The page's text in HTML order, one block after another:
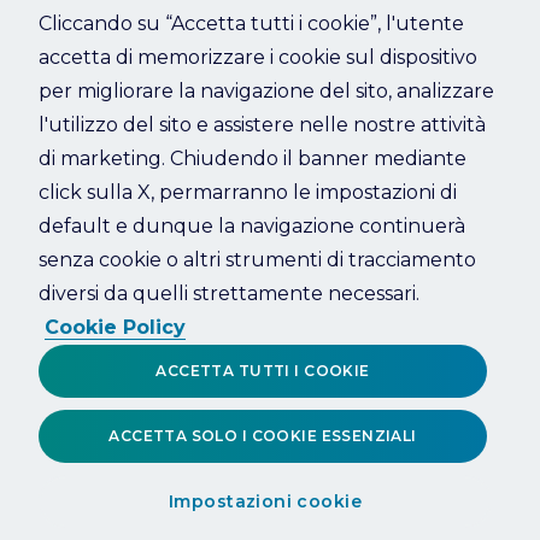
Refresh
Cliccando su “Accetta tutti i cookie”, l'utente
accetta di memorizzare i cookie sul dispositivo
per migliorare la navigazione del sito, analizzare
l'utilizzo del sito e assistere nelle nostre attività
di marketing. Chiudendo il banner mediante
click sulla X, permarranno le impostazioni di
default e dunque la navigazione continuerà
senza cookie o altri strumenti di tracciamento
diversi da quelli strettamente necessari.
Cookie Policy
Impostazioni cookie
ACCETTA SOLO I COOKIE ESSENZIALI
ACCETTA TUTTI I COOKIE